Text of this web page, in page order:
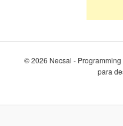
© 2026 Necsal -
para